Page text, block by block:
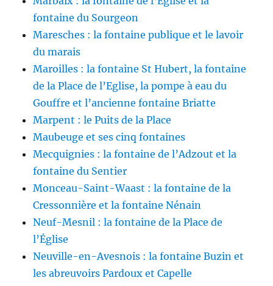
fontaine du Sourgeon
Maresches : la fontaine publique et le lavoir
du marais
Maroilles : la fontaine St Hubert, la fontaine
de la Place de l’Eglise, la pompe à eau du
Gouffre et l’ancienne fontaine Briatte
Marpent : le Puits de la Place
Maubeuge et ses cinq fontaines
Mecquignies : la fontaine de l’Adzout et la
fontaine du Sentier
Monceau-Saint-Waast : la fontaine de la
Cressonnière et la fontaine Nénain
Neuf-Mesnil : la fontaine de la Place de
l’Église
Neuville-en-Avesnois : la fontaine Buzin et
les abreuvoirs Pardoux et Capelle